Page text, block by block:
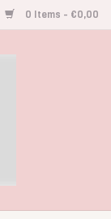
0 Items - €0,00